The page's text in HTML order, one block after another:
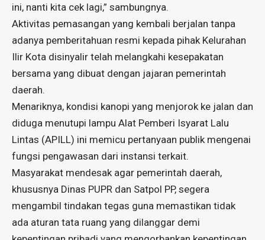
ini, nanti kita cek lagi,” sambungnya.
​Aktivitas pemasangan yang kembali berjalan tanpa
adanya pemberitahuan resmi kepada pihak Kelurahan
Ilir Kota disinyalir telah melangkahi kesepakatan
bersama yang dibuat dengan jajaran pemerintah
daerah.
​Menariknya, kondisi kanopi yang menjorok ke jalan dan
diduga menutupi lampu Alat Pemberi Isyarat Lalu
Lintas (APILL) ini memicu pertanyaan publik mengenai
fungsi pengawasan dari instansi terkait.
Masyarakat mendesak agar pemerintah daerah,
khususnya Dinas PUPR dan Satpol PP, segera
mengambil tindakan tegas guna memastikan tidak
ada aturan tata ruang yang dilanggar demi